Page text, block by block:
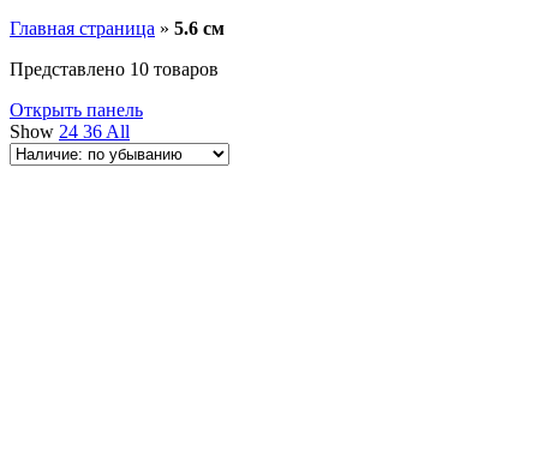
Главная страница » 5.6 см
Представлено 10 товаров
Открыть панель
Show 24 36 All